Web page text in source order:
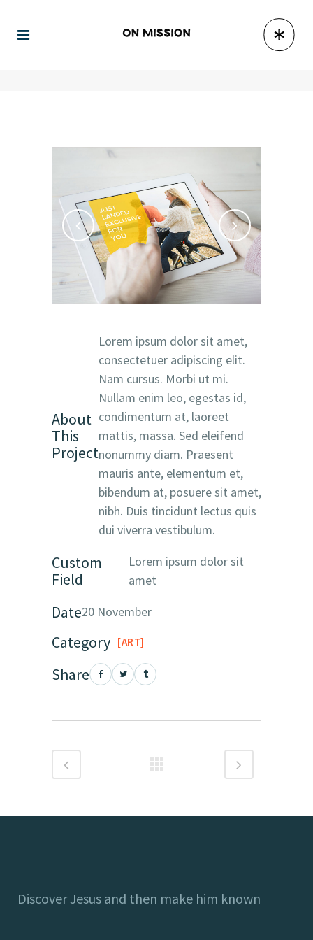
Custom
Field
Lorem ipsum dolor sit
amet
Date20 November
Category ART
About
This
Project
Lorem ipsum dolor sit amet,
consectetuer adipiscing elit.
Nam cursus. Morbi ut mi.
Nullam enim leo, egestas id,
condimentum at, laoreet
mattis, massa. Sed eleifend
nonummy diam. Praesent
mauris ante, elementum et,
bibendum at, posuere sit amet,
nibh. Duis tincidunt lectus quis
dui viverra vestibulum.
Share
Discover Jesus and then make him known